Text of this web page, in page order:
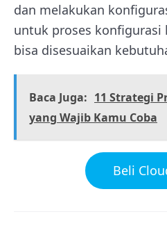
dan melakukan
untuk proses konfigurasi
bisa disesuaikan
Baca Juga: 11 Strategi
yang Wajib Kamu Coba
Beli